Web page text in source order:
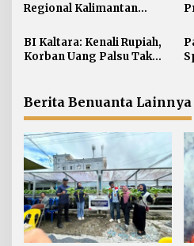
s
Regional Kalimantan
ISRA 2026
BI Kaltara: Kenali Rupiah,
Korban Uang Palsu Tak
Berita Benuanta Lainnya